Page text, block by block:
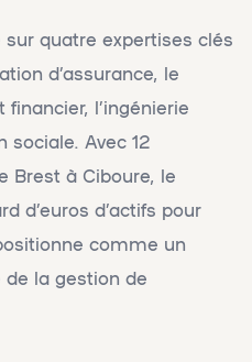
quatre expertises clés
d’assurance, le
l’ingénierie
Avec 12
Brest à Ciboure, le
d’euros d’actifs pour
comme un
la gestion de